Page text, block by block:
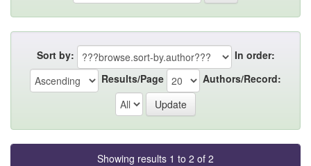
Sort by:
In order:
Results/Page
Authors/Record:
Showing results 1 to 2 of 2